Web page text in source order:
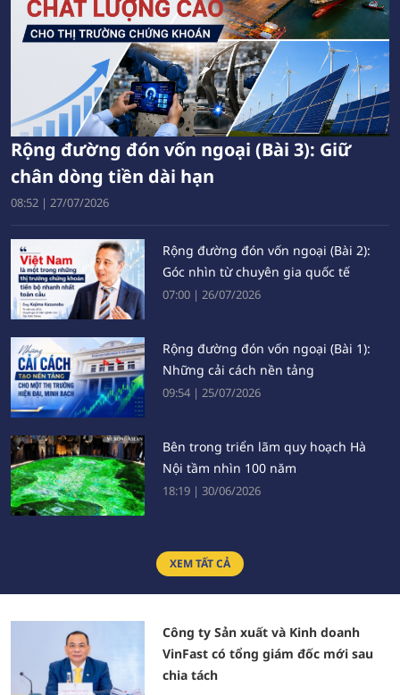
Rộng đường đón vốn ngoại (Bài 3): Giữ
chân dòng tiền dài hạn
08:52 | 27/07/2026
Rộng đường đón vốn ngoại (Bài 2):
Góc nhìn từ chuyên gia quốc tế
07:00 | 26/07/2026
Rộng đường đón vốn ngoại (Bài 1):
Những cải cách nền tảng
09:54 | 25/07/2026
Bên trong triển lãm quy hoạch Hà
Nội tầm nhìn 100 năm
18:19 | 30/06/2026
100 Đông Nam Á
Sự trung thực của báo chí là nền
tảng tạo dựng niềm tin xã hội
XEM TẤT CẢ
Công ty Sản xuất và Kinh doanh
VinFast có tổng giám đốc mới sau
chia tách